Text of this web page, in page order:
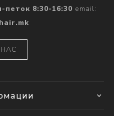
петок 8:30-16:30 email: